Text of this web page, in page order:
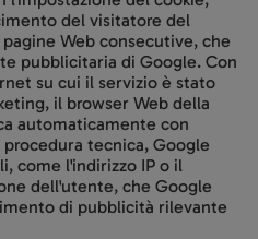
del visitatore del
Web consecutive, che
pubblicitaria di Google. Con
su cui il servizio è stato
il browser Web della
automaticamente con
tecnica, Google
come l'indirizzo IP o il
dell'utente, che Google
di pubblicità rilevante